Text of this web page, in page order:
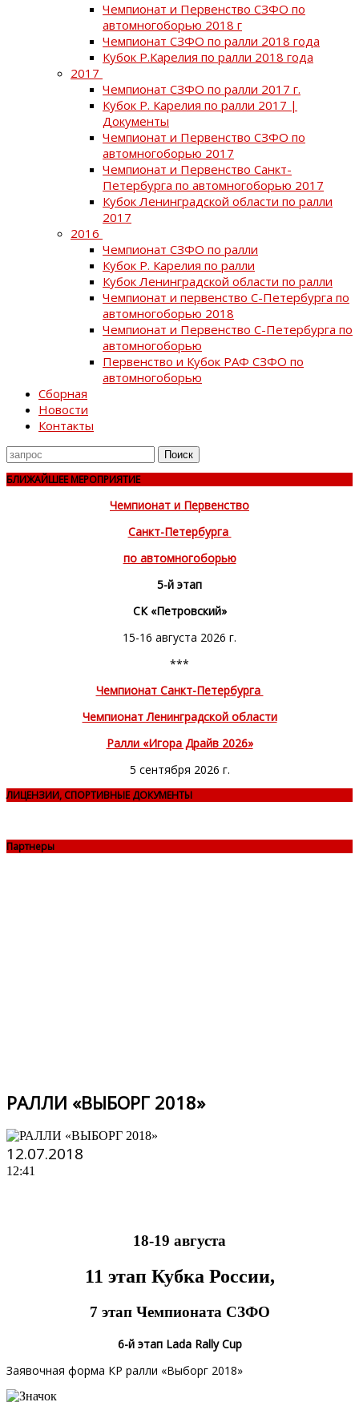
Чемпионат и Первенство СЗФО по
автомногоборью 2018 г
Чемпионат СЗФО по ралли 2018 года
Кубок Р.Карелия по ралли 2018 года
2017
Чемпионат СЗФО по ралли 2017 г.
Кубок Р. Карелия по ралли 2017 |
Документы
Чемпионат и Первенство СЗФО по
автомногоборью 2017
Чемпионат и Первенство Санкт-
Петербурга по автомногоборью 2017
Кубок Ленинградской области по ралли
2017
2016
Чемпионат СЗФО по ралли
Кубок Р. Карелия по ралли
Кубок Ленинградской области по ралли
Чемпионат и первенство С-Петербурга по
автомногоборью 2018
Чемпионат и Первенство С-Петербурга по
автомногоборью
Первенство и Кубок РАФ СЗФО по
автомногоборью
Сборная
Новости
Контакты
Поиск
для
БЛИЖАЙШЕЕ МЕРОПРИЯТИЕ
Чемпионат и Первенство
Санкт-Петербурга
по автомногоборью
5-й этап
СК «Петровский»
15-16 августа 2026 г.
***
Чемпионат Санкт-Петербурга
Чемпионат Ленинградской области
Ралли «Игора Драйв 2026»
5 сентября 2026 г.
ЛИЦЕНЗИИ, СПОРТИВНЫЕ ДОКУМЕНТЫ
Партнеры
РАЛЛИ «ВЫБОРГ 2018»
12.07.2018
12:41
18-19 августа
11 этап Кубка России,
7 этап Чемпионата СЗФО
6-й этап Lada Rally Cup
Заявочная форма КР ралли «Выборг 2018»